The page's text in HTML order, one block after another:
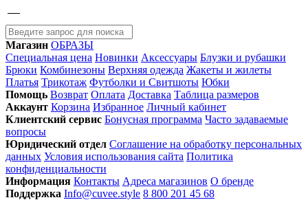
Магазин ОБРАЗЫ
Специальная цена Новинки Аксессуары Блузки и рубашки
Брюки Комбинезоны Верхняя одежда Жакеты и жилеты
Платья Трикотаж Футболки и Свитшоты Юбки
Помощь Возврат Оплата Доставка Таблица размеров
Аккаунт Корзина Избранное Личный кабинет
Клиентский сервис Бонусная программа Часто задаваемые
вопросы
Юридический отдел Соглашение на обработку персональных
данных Условия использования сайта Политика
конфиденциальности
Информация Контакты Адреса магазинов О бренде
Поддержка Info@cuvee.style 8 800 201 45 68